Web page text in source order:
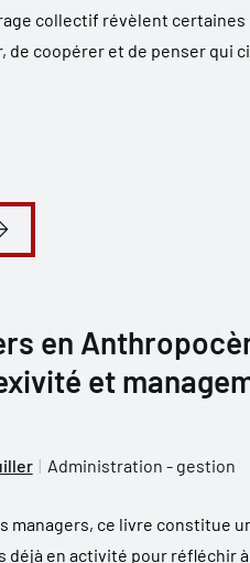
collectif révèlent certaines
de coopérer et de penser qui
en
et
Administration - gestion
managers, ce livre constitue
déjà en activité pour réfléchir